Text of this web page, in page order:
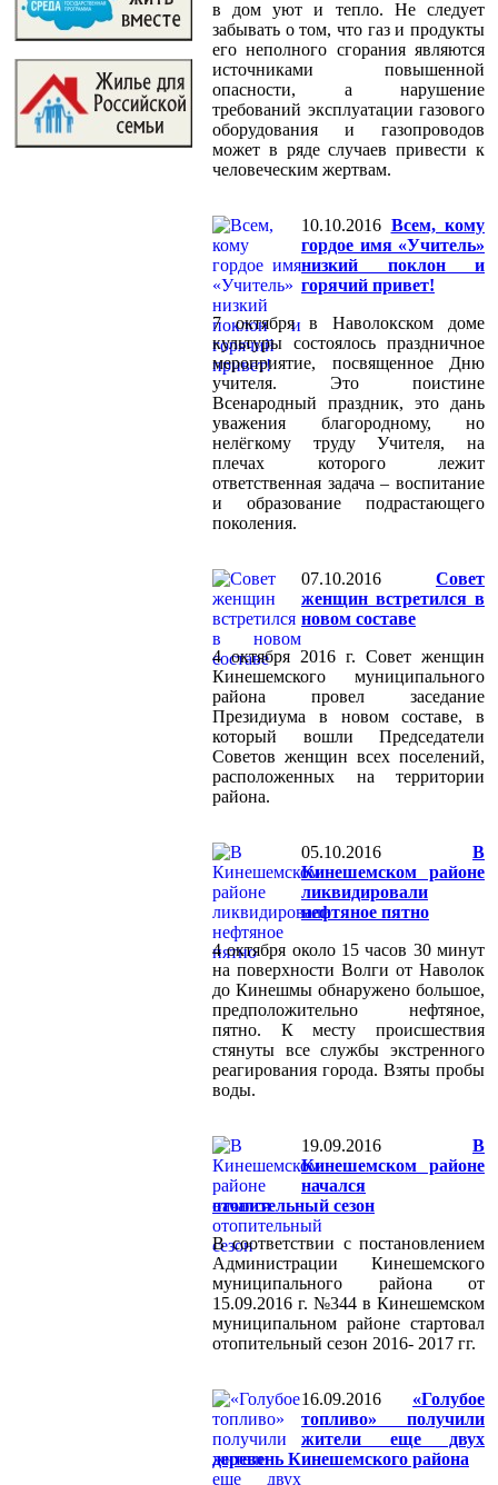
в дом уют и тепло. Не следует
забывать о том, что газ и продукты
его неполного сгорания являются
источниками повышенной
опасности, а нарушение
требований эксплуатации газового
оборудования и газопроводов
может в ряде случаев привести к
человеческим жертвам.
10.10.2016 Всем, кому
гордое имя «Учитель»
низкий поклон и
горячий привет!
7 октября в Наволокском доме
культуры состоялось праздничное
мероприятие, посвященное Дню
учителя. Это поистине
Всенародный праздник, это дань
уважения благородному, но
нелёгкому труду Учителя, на
плечах которого лежит
ответственная задача – воспитание
и образование подрастающего
поколения.
07.10.2016
Совет
женщин встретился в
новом составе
4 октября 2016 г. Совет женщин
Кинешемского муниципального
района провел заседание
Президиума в новом составе, в
который вошли Председатели
Советов женщин всех поселений,
расположенных на территории
района.
05.10.2016
В
Кинешемском районе
ликвидировали
нефтяное пятно
4 октября около 15 часов 30 минут
на поверхности Волги от Наволок
до Кинешмы обнаружено большое,
предположительно нефтяное,
пятно. К месту происшествия
стянуты все службы экстренного
реагирования города. Взяты пробы
воды.
19.09.2016
В
Кинешемском районе
начался
отопительный сезон
В соответствии с постановлением
Администрации Кинешемского
муниципального района от
15.09.2016 г. №344 в Кинешемском
муниципальном районе стартовал
отопительный сезон 2016- 2017 гг.
16.09.2016
«Голубое
топливо» получили
жители еще двух
деревень Кинешемского района